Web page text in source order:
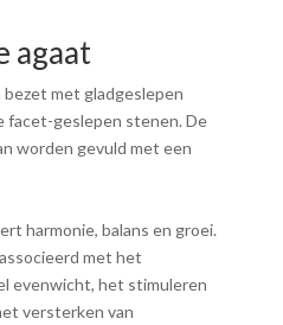
agaat
bezet met gladgeslepen
facet-geslepen stenen. De
worden gevuld met een
harmonie, balans en groei.
met het
evenwicht, het stimuleren
versterken van